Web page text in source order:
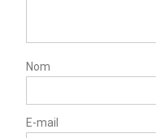
Nom
E-mail